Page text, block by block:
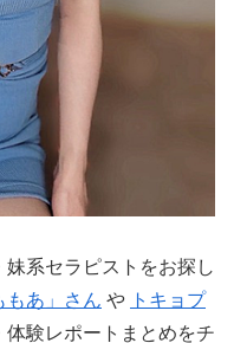
系セラピストをお探し
もあ」さん や トキョプ
体験レポートまとめをチ